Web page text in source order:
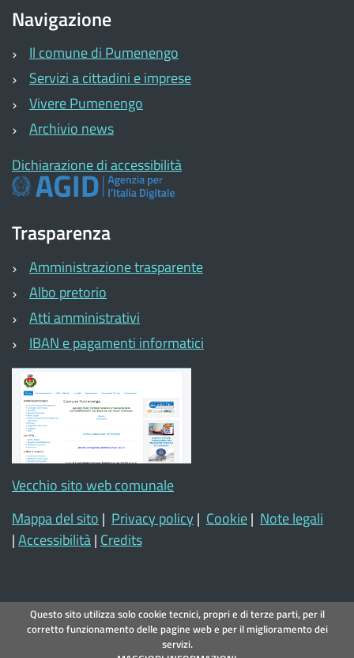
Navigazione
Il comune di Pumenengo
Servizi a cittadini e imprese
Vivere Pumenengo
Archivio news
Dichiarazione di accessibilità
Trasparenza
Amministrazione trasparente
Albo pretorio
Atti amministrativi
IBAN e pagamenti informatici
Vecchio sito web comunale
Mappa del sito | Privacy policy | Cookie| Note legali
|Accessibilità| Credits
Questo sito utilizza solo cookie tecnici, propri e di terze parti, per il
corretto funzionamento delle pagine web e per il miglioramento dei
servizi.